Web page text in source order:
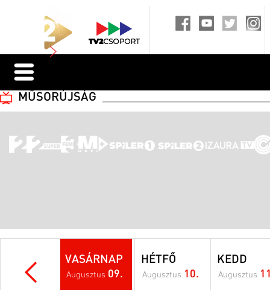
MŰSORÚJSÁG
VASÁRNAP
Augusztus 09.
HÉTFŐ
Augusztus 10.
KEDD
Augusztus